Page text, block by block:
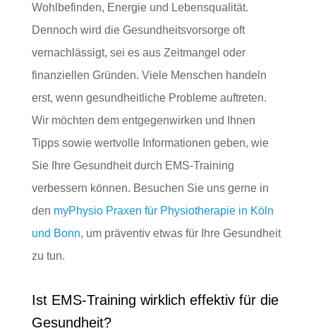
Wohlbefinden, Energie und Lebensqualität.
Dennoch wird die Gesundheitsvorsorge oft
vernachlässigt, sei es aus Zeitmangel oder
finanziellen Gründen. Viele Menschen handeln
erst, wenn gesundheitliche Probleme auftreten.
Wir möchten dem entgegenwirken und Ihnen
Tipps sowie wertvolle Informationen geben, wie
Sie Ihre Gesundheit durch EMS-Training
verbessern können. Besuchen Sie uns gerne in
den myPhysio Praxen für Physiotherapie in Köln
und Bonn, um präventiv etwas für Ihre Gesundheit
zu tun.
Ist EMS-Training wirklich effektiv für die
Gesundheit?